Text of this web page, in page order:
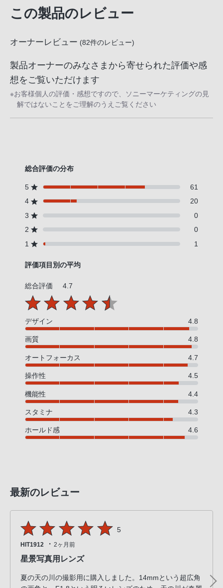
この製品のレビュー
オーナーレビュー (82件のレビュー)
製品オーナーのみなさまから寄せられた評価や感
想をご覧いただけます
※お客様個人の評価・感想ですので、ソニーマーケティングの見
解ではないことをご理解のうえご覧ください
総合評価の分布
5
61
4
20
3
0
2
0
1
1
評価項目別の平均
総合評価 4.7
デザイン 4.8
画質 4.8
オートフォーカス 4.7
操作性 4.5
機能性 4.4
スタミナ 4.3
ホールド感 4.6
最新のレビュー
5
HIT1912 ・ 2ヶ月前
星景写真用レンズ
夏の天の川の撮影用に購入しました。14mmという超広角